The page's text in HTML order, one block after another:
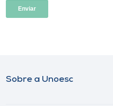
Sobre a Unoesc